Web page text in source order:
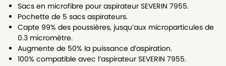
Sacs en microfibre pour aspirateur SEVERIN 7955.
Pochette de 5 sacs aspirateurs.
Capte 99% des poussières, jusqu’aux microparticules de
0.3 micromètre.
Augmente de 50% la puissance d’aspiration.
100% compatible avec l’aspirateur SEVERIN 7955.